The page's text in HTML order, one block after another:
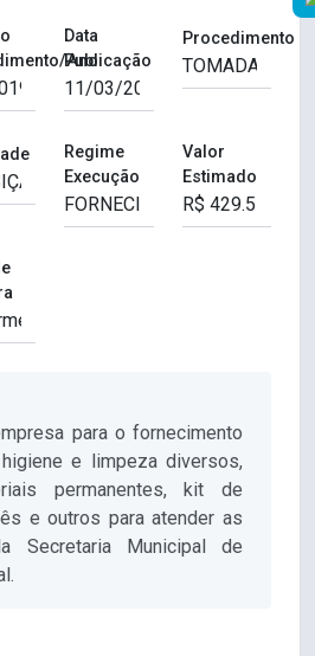
Ano
Data
Publicação
Procedimento
Regime
Execução
Valor
Estimado
para o fornecimento
e limpeza diversos,
permanentes, kit de
e outros para atender as
Secretaria Municipal de